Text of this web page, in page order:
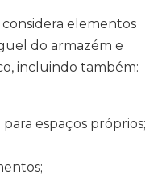
elementos
do armazém e
incluindo também:
espaços próprios;